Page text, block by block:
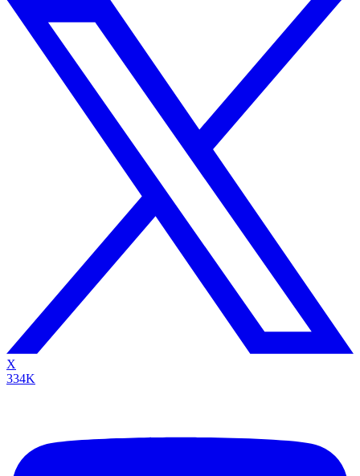
X
334K